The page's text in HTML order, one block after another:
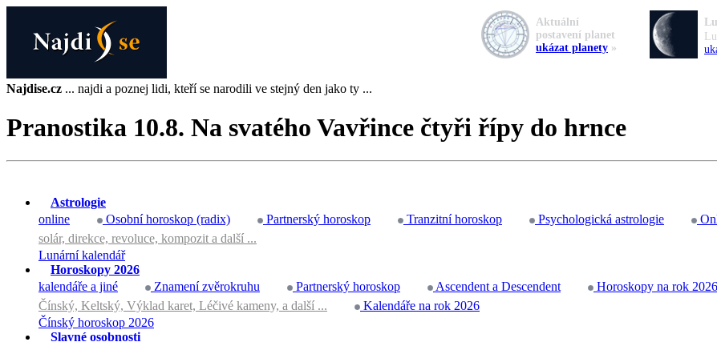
Najdise.cz ... najdi a poznej lidi, kteří se narodili ve stejný den jako ty ...
Pranostika 10.8. Na svatého Vavřince čtyři řípy do hrnce
Astrologie
online
Osobní horoskop (radix) Partnerský horoskop Tranzitní horoskop Psychologická astrologie
solár, direkce, revoluce, kompozit a další ...
Lunární kalendář
Horoskopy 2026
kalendáře a jiné
Znamení zvěrokruhu Partnerský horoskop Ascendent a Descendent
Horoskopy na rok 2026
Čínský, Keltský, Výklad karet, Léčivé kameny, a další ...
Kalendáře na rok 2026
Čínský horoskop 2026
Slavné osobnosti
Aktuální
postavení planet
ukázat planety »